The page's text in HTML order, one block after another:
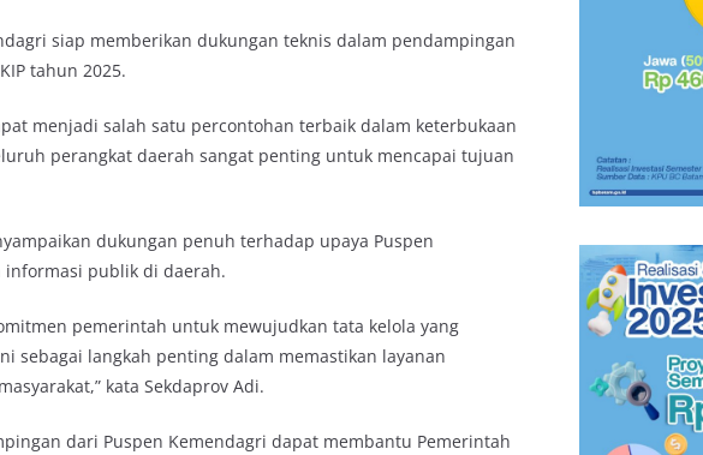
siap memberikan dukungan teknis dalam pendampingan
tahun 2025.
menjadi salah satu percontohan terbaik dalam keterbukaan
perangkat daerah sangat penting untuk mencapai tujuan
dukungan penuh terhadap upaya Puspen
informasi publik di daerah.
pemerintah untuk mewujudkan tata kelola yang
sebagai langkah penting dalam memastikan layanan
kata Sekdaprov Adi.
dari Puspen Kemendagri dapat membantu Pemerintah